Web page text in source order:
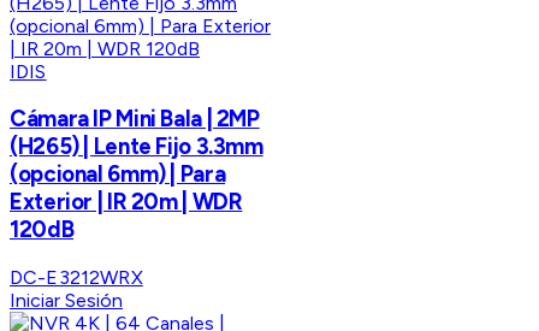
IDIS
Cámara IP Mini Bala | 2MP
(H265) | Lente Fijo 3.3mm
(opcional 6mm) | Para
Exterior | IR 20m | WDR
120dB
DC-E3212WRX
Iniciar Sesión